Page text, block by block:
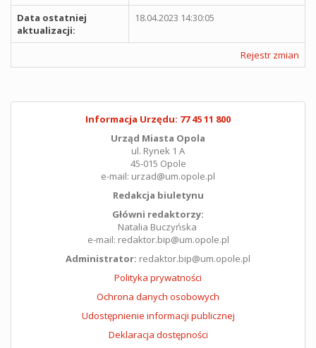
Data ostatniej
aktualizacji:
18.04.2023 14:30:05
Rejestr zmian
Informacja Urzędu: 77 45 11 800
Urząd Miasta Opola
ul. Rynek 1 A
45-015 Opole
e-mail: urzad@um.opole.pl
Redakcja biuletynu
Główni redaktorzy:
Natalia Buczyńska
e-mail: redaktor.bip@um.opole.pl
Administrator: redaktor.bip@um.opole.pl
Polityka prywatności
Ochrona danych osobowych
Udostępnienie informacji publicznej
Deklaracja dostępności